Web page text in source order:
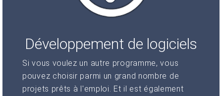
Développement de logiciels
Si vous voulez un autre programme, vous
pouvez choisir parmi un grand nombre de
projets prêts à l'emploi. Et il est également